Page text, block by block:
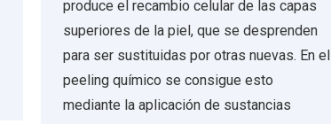
produce el recambio celular de las capas
superiores de la piel, que se desprenden
para ser sustituidas por otras nuevas. En el
peeling químico se consigue esto
mediante la aplicación de sustancias